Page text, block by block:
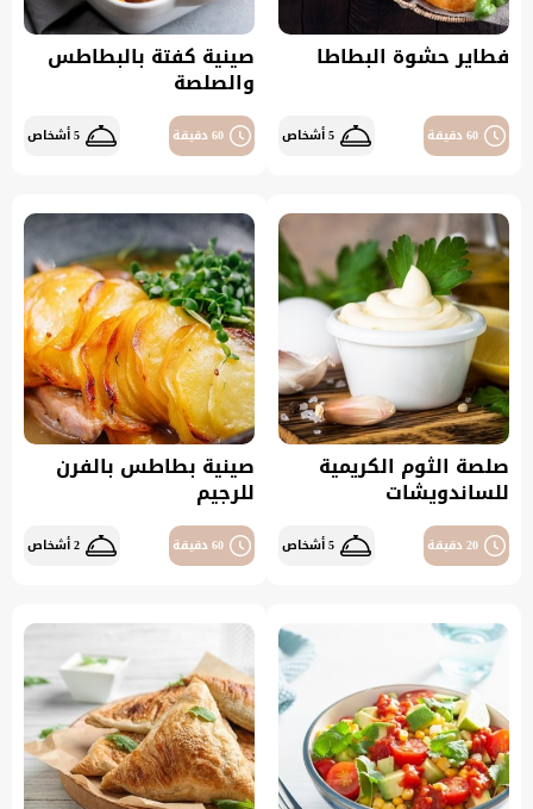
فطاير حشوة البطاطا
60 دقيقة 5 أشخاص
صينية كفتة بالبطاطس
والصلصة
60 دقيقة 5 أشخاص
صلصة الثوم الكريمية
للساندويشات
20 دقيقة 5 أشخاص
صينية بطاطس بالفرن
للرجيم
60 دقيقة 2 أشخاص